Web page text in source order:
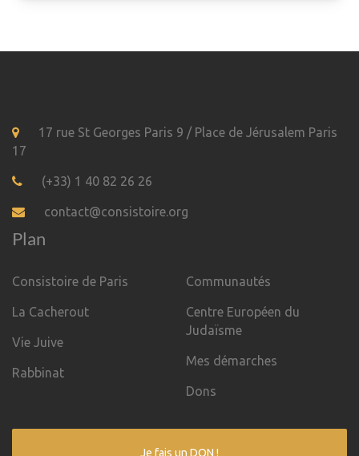
17 rue St Georges Paris 9 / Place de Jérusalem Paris
17
(+33) 1 40 82 26 26
contact@consistoire.org
Plan
Consistoire de Paris
La Cacherout
Vie Juive
Rabbinat
Communautés
Centre Européen du
Judaïsme
Mes démarches
Dons
Je fais un DON !